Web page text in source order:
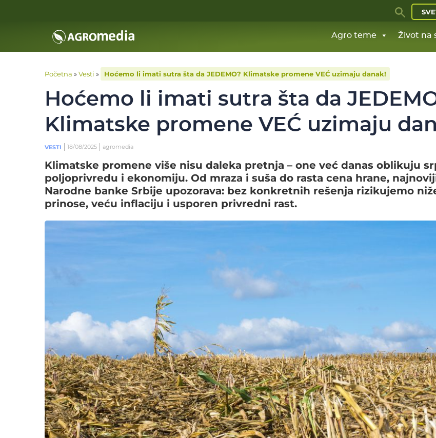
Agro teme Život na
Početna »Vesti » Hoćemo li imati sutra šta da JEDEMO? Klimatske promene VEĆ uzimaju danak!
Hoćemo li imati sutra šta da
Klimatske promene VEĆ uzimaju
VESTI 18/08/2025 agromedia
Klimatske promene više nisu daleka pretnja – one već danas oblikuju
poljoprivredu i ekonomiju. Od mraza i suša do rasta cena hrane,
Narodne banke Srbije upozorava: bez konkretnih rešenja rizikujemo
prinose, veću inflaciju i usporen privredni rast.